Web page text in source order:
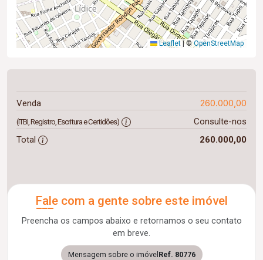
Leaflet |©OpenStreetMap
Venda 260.000,00
(ITBI, Registro, Escritura e Certidões)
Consulte-nos
Total
260.000,00
Fale com a gente sobre este imóvel
Preencha os campos abaixo e retornamos o seu contato
em breve.
Mensagem sobre o imóvelRef. 80776